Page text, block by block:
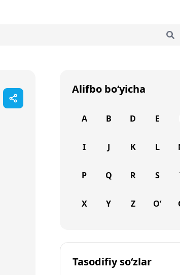
Alifbo bo‘yicha
A B D E
I J K L
P Q R S
X Y Z O‘
Tasodifiy so‘zlar